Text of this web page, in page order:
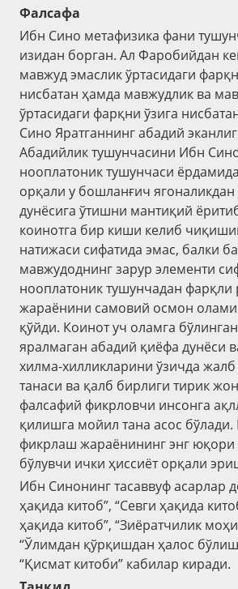
Фалсафа
Ибн Сино метафизика фани
изидан борган. Ал Фаробийдан
мавжуд эмаслик ўртасидаги
нисбатан ҳамда мавжудлик ва
ўртасидаги фарқни ўзига
Сино Яратганнинг абадий
Абадийлик тушунчасини Ибн
нооплатоник тушунчаси
орқали у бошланғич
дунёсига ўтишни мантиқий
коинотга бир киши келиб
натижаси сифатида эмас, балки
мавжудоднинг зарур элементи
нооплатоник тушунчадан
жараёнини самовий осмон олами
қўйди. Коинот уч оламга
яралмаган абадий қиёфа дунёси
хилма-хилликларини ўзичда
танаси ва қалб бирлиги тирик
фалсафий фикрловчи инсонга
қилишга мойил тана асос бўлади.
фикрлаш жараёнининг энг юқори
бўлувчи ички ҳиссиёт орқали
Ибн Синонинг тасаввуф асарлар
ҳақида китоб”, “Севги ҳақида
ҳақида китоб”, “Зиёратчилик
“Ўлимдан қўрқишдан ҳалос бўлиш
“Қисмат китоби” кабилар киради.